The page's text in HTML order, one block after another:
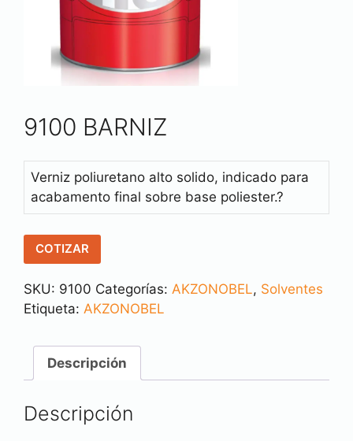
9100 BARNIZ
Verniz poliuretano alto solido, indicado para
acabamento final sobre base poliester.?
COTIZAR
SKU: 9100 Categorías: AKZONOBEL, Solventes
Etiqueta: AKZONOBEL
Descripción
Descripción